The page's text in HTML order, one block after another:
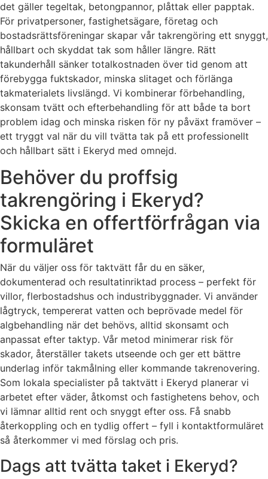
det gäller tegeltak, betongpannor, plåttak eller papptak.
För privatpersoner, fastighetsägare, företag och
bostadsrättsföreningar skapar vår takrengöring ett snyggt,
hållbart och skyddat tak som håller längre. Rätt
takunderhåll sänker totalkostnaden över tid genom att
förebygga fuktskador, minska slitaget och förlänga
takmaterialets livslängd. Vi kombinerar förbehandling,
skonsam tvätt och efterbehandling för att både ta bort
problem idag och minska risken för ny påväxt framöver –
ett tryggt val när du vill tvätta tak på ett professionellt
och hållbart sätt i Ekeryd med omnejd.
Behöver du proffsig
takrengöring i Ekeryd?
Skicka en offertförfrågan via
formuläret
När du väljer oss för taktvätt får du en säker,
dokumenterad och resultatinriktad process – perfekt för
villor, flerbostadshus och industribyggnader. Vi använder
lågtryck, tempererat vatten och beprövade medel för
algbehandling när det behövs, alltid skonsamt och
anpassat efter taktyp. Vår metod minimerar risk för
skador, återställer takets utseende och ger ett bättre
underlag inför takmålning eller kommande takrenovering.
Som lokala specialister på taktvätt i Ekeryd planerar vi
arbetet efter väder, åtkomst och fastighetens behov, och
vi lämnar alltid rent och snyggt efter oss. Få snabb
återkoppling och en tydlig offert – fyll i kontaktformuläret
så återkommer vi med förslag och pris.
Dags att tvätta taket i Ekeryd?